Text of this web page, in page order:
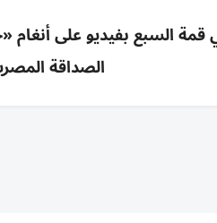
السبع بفيديو على أنغام
الصداقة